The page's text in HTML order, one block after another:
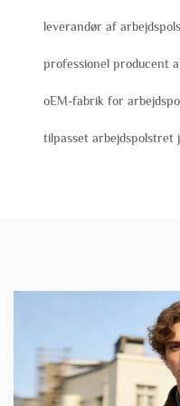
leverandør af
professionel producent
oEM-fabrik for
tilpasset arbejdspolstret